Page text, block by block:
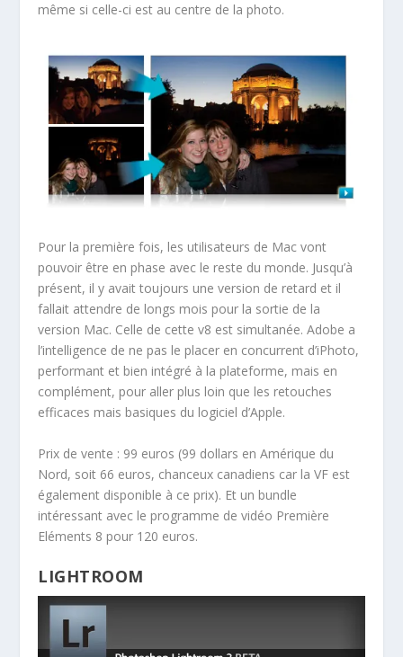
même si celle-ci est au centre de la photo.
Pour la première fois, les utilisateurs de Mac vont
pouvoir être en phase avec le reste du monde. Jusqu’à
présent, il y avait toujours une version de retard et il
fallait attendre de longs mois pour la sortie de la
version Mac. Celle de cette v8 est simultanée. Adobe a
l’intelligence de ne pas le placer en concurrent d’iPhoto,
performant et bien intégré à la plateforme, mais en
complément, pour aller plus loin que les retouches
efficaces mais basiques du logiciel d’Apple.
Prix de vente : 99 euros (99 dollars en Amérique du
Nord, soit 66 euros, chanceux canadiens car la VF est
également disponible à ce prix). Et un bundle
intéressant avec le programme de vidéo Première
Eléments 8 pour 120 euros.
LIGHTROOM